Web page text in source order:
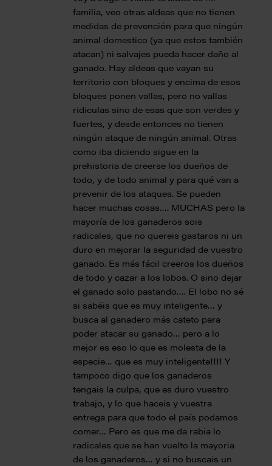
familia, veo otras aldeas que no tienen
medidas de prevención para que ningún
animal domestico (ya que estos también
atacan) ni salvajes pueda hacer daño al
ganado. Hay aldeas que vayan su
territorio con bloques y encima de esos
bloques ponen vallas, pero no vallas
ridiculas sino de esas que son verdes y
fuertes, y desde entonces no tienen
ningún ataque de ningún animal. Otras
como iba diciendo sigue en la
prehistoria de creerse los dueños de
todo, y de todo animal y para qué van a
prevenir de los ataques. Se pueden
hacer muchas cosas…. MUCHAS pero la
mayoría de los ganaderos sois
radicales, que no quereis gastaros ni un
duro en mejorar la seguridad de vuestro
ganado. Es más fácil creeros los dueños
de todo y cazar a los lobos. O sino dejar
el ganado solo pastando…. El lobo no sé
si sabéis que es muy inteligente… y
busca al ganadero más cateto para
poder atacar su ganado… pero a lo
mejor es eso lo que es molesta de la
especie… que es muy inteligente!!!! Y
tampoco digo que los ganaderos
tengais la culpa, que es duro vuestro
trabajo, y lo que haceis y vuestra
entrega para que todo el país podamos
comer… Pero es que me da rabia lo
radicales que se han vuelto la mayoria
de los ganaderos… y si no buscais un